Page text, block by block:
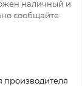
наличный и
сообщайте
производителя